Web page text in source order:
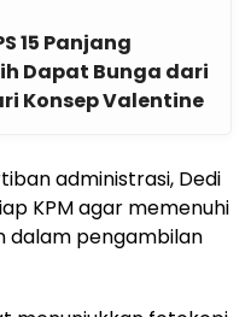
15 Panjang
Dapat Bunga dari
Konsep Valentine
administrasi, Dedi
KPM agar memenuhi
dalam pengambilan